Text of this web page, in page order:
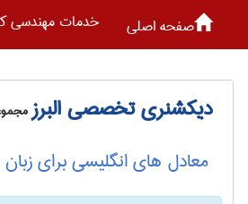
صفحه اصلی خدمات مهندسی
دیکشنری تخصصی البرز
معادل های انگلیسی برای